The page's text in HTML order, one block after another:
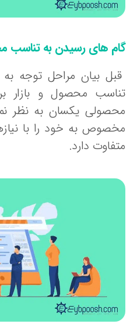
های رسیدن به تناسب محصول
بیان مراحل توجه به
محصول و بازار
یکسان به نظر نمی
به خود را با
دارد.